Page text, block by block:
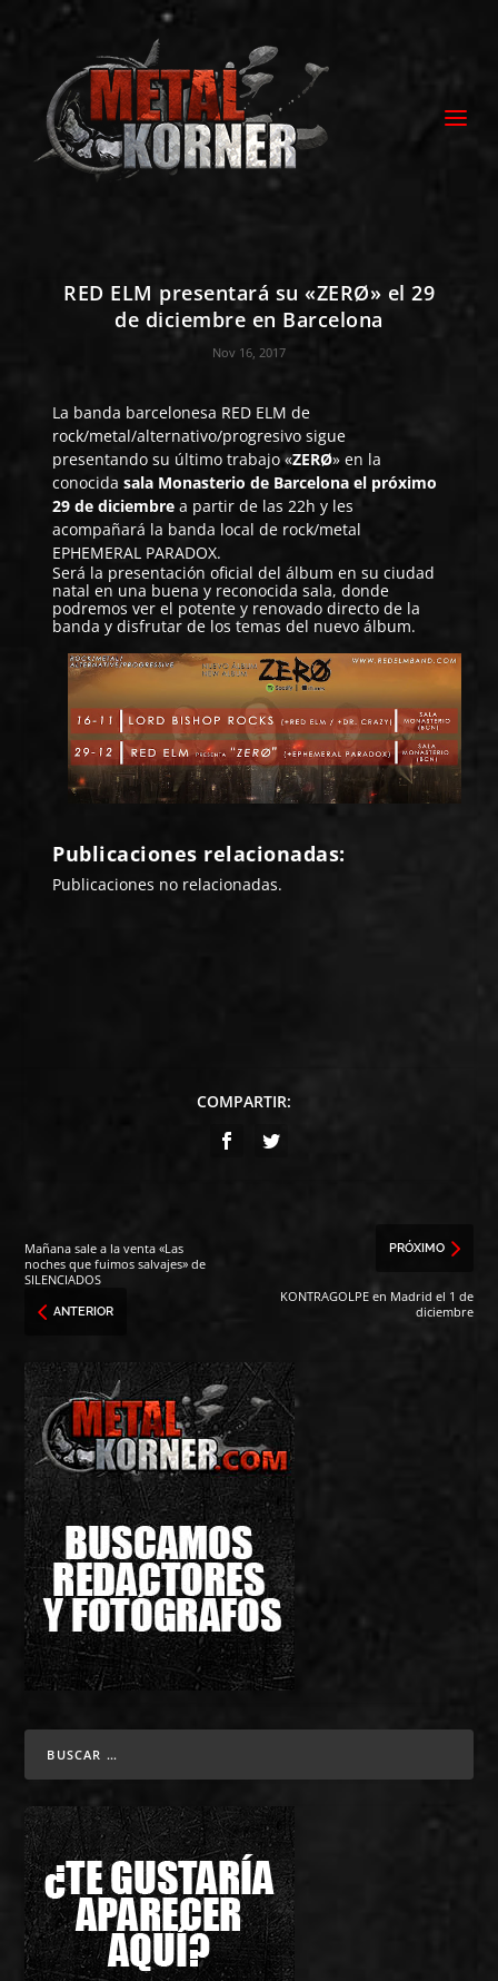
RED ELM presentará su «ZERØ» el 29
de diciembre en Barcelona
Nov 16, 2017
La banda barcelonesa RED ELM de
rock/metal/alternativo/progresivo sigue
presentando su último trabajo «ZERØ» en la
conocidasala Monasterio de Barcelona el próximo
29 de diciembre a partir de las 22h y les
acompañará la banda local de rock/metal
EPHEMERAL PARADOX.
Será la presentación oficial del álbum en su ciudad
natal en una buena y reconocida sala, donde
podremos ver el potente y renovado directo de la
banda y disfrutar de los temas del nuevo álbum.
Publicaciones relacionadas:
Publicaciones no relacionadas.
COMPARTIR:
Mañana sale a la venta «Las
noches que fuimos salvajes» de
SILENCIADOS
ANTERIOR
PRÓXIMO
KONTRAGOLPE en Madrid el 1 de
diciembre